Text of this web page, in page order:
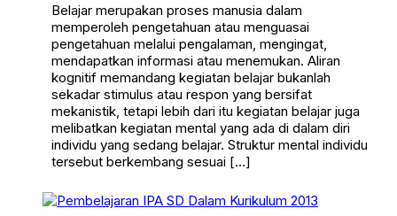
Belajar merupakan proses manusia dalam
memperoleh pengetahuan atau menguasai
pengetahuan melalui pengalaman, mengingat,
mendapatkan informasi atau menemukan. Aliran
kognitif memandang kegiatan belajar bukanlah
sekadar stimulus atau respon yang bersifat
mekanistik, tetapi lebih dari itu kegiatan belajar juga
melibatkan kegiatan mental yang ada di dalam diri
individu yang sedang belajar. Struktur mental individu
tersebut berkembang sesuai […]